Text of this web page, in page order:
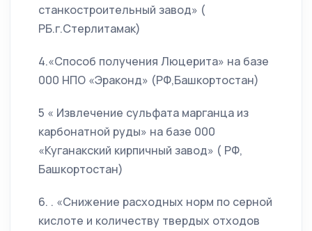
станкостроительный завод» (
РБ.г.Стерлитамак)
4.«Способ получения Люцерита» на базе
000 НПО «Эраконд» (РФ,Башкортостан)
5 « Извлечение сульфата марганца из
карбонатной руды» на базе 000
«Куганакский кирпичный завод» ( РФ,
Башкортостан)
6. . «Снижение расходных норм по серной
кислоте и количеству твердых отходов